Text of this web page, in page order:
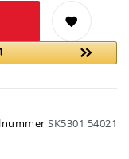
SK5301 54021